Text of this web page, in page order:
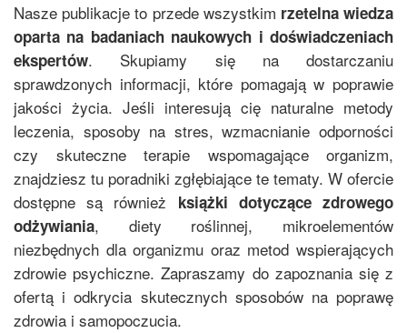
Nasze publikacje to przede wszystkim rzetelna wiedza
oparta na badaniach naukowych i doświadczeniach
ekspertów. Skupiamy się na dostarczaniu
sprawdzonych informacji, które pomagają w poprawie
jakości życia. Jeśli interesują cię naturalne metody
leczenia, sposoby na stres, wzmacnianie odporności
czy skuteczne terapie wspomagające organizm,
znajdziesz tu poradniki zgłębiające te tematy. W ofercie
dostępne są również książki dotyczące zdrowego
odżywiania, diety roślinnej, mikroelementów
niezbędnych dla organizmu oraz metod wspierających
zdrowie psychiczne. Zapraszamy do zapoznania się z
ofertą i odkrycia skutecznych sposobów na poprawę
zdrowia i samopoczucia.